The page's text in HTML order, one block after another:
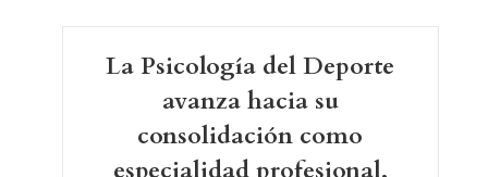
La Psicología del Deporte
avanza hacia su
consolidación como
especialidad profesional,